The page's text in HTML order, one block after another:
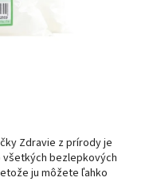
Zdravie z prírody je
bezlepkových
ju môžete ľahko